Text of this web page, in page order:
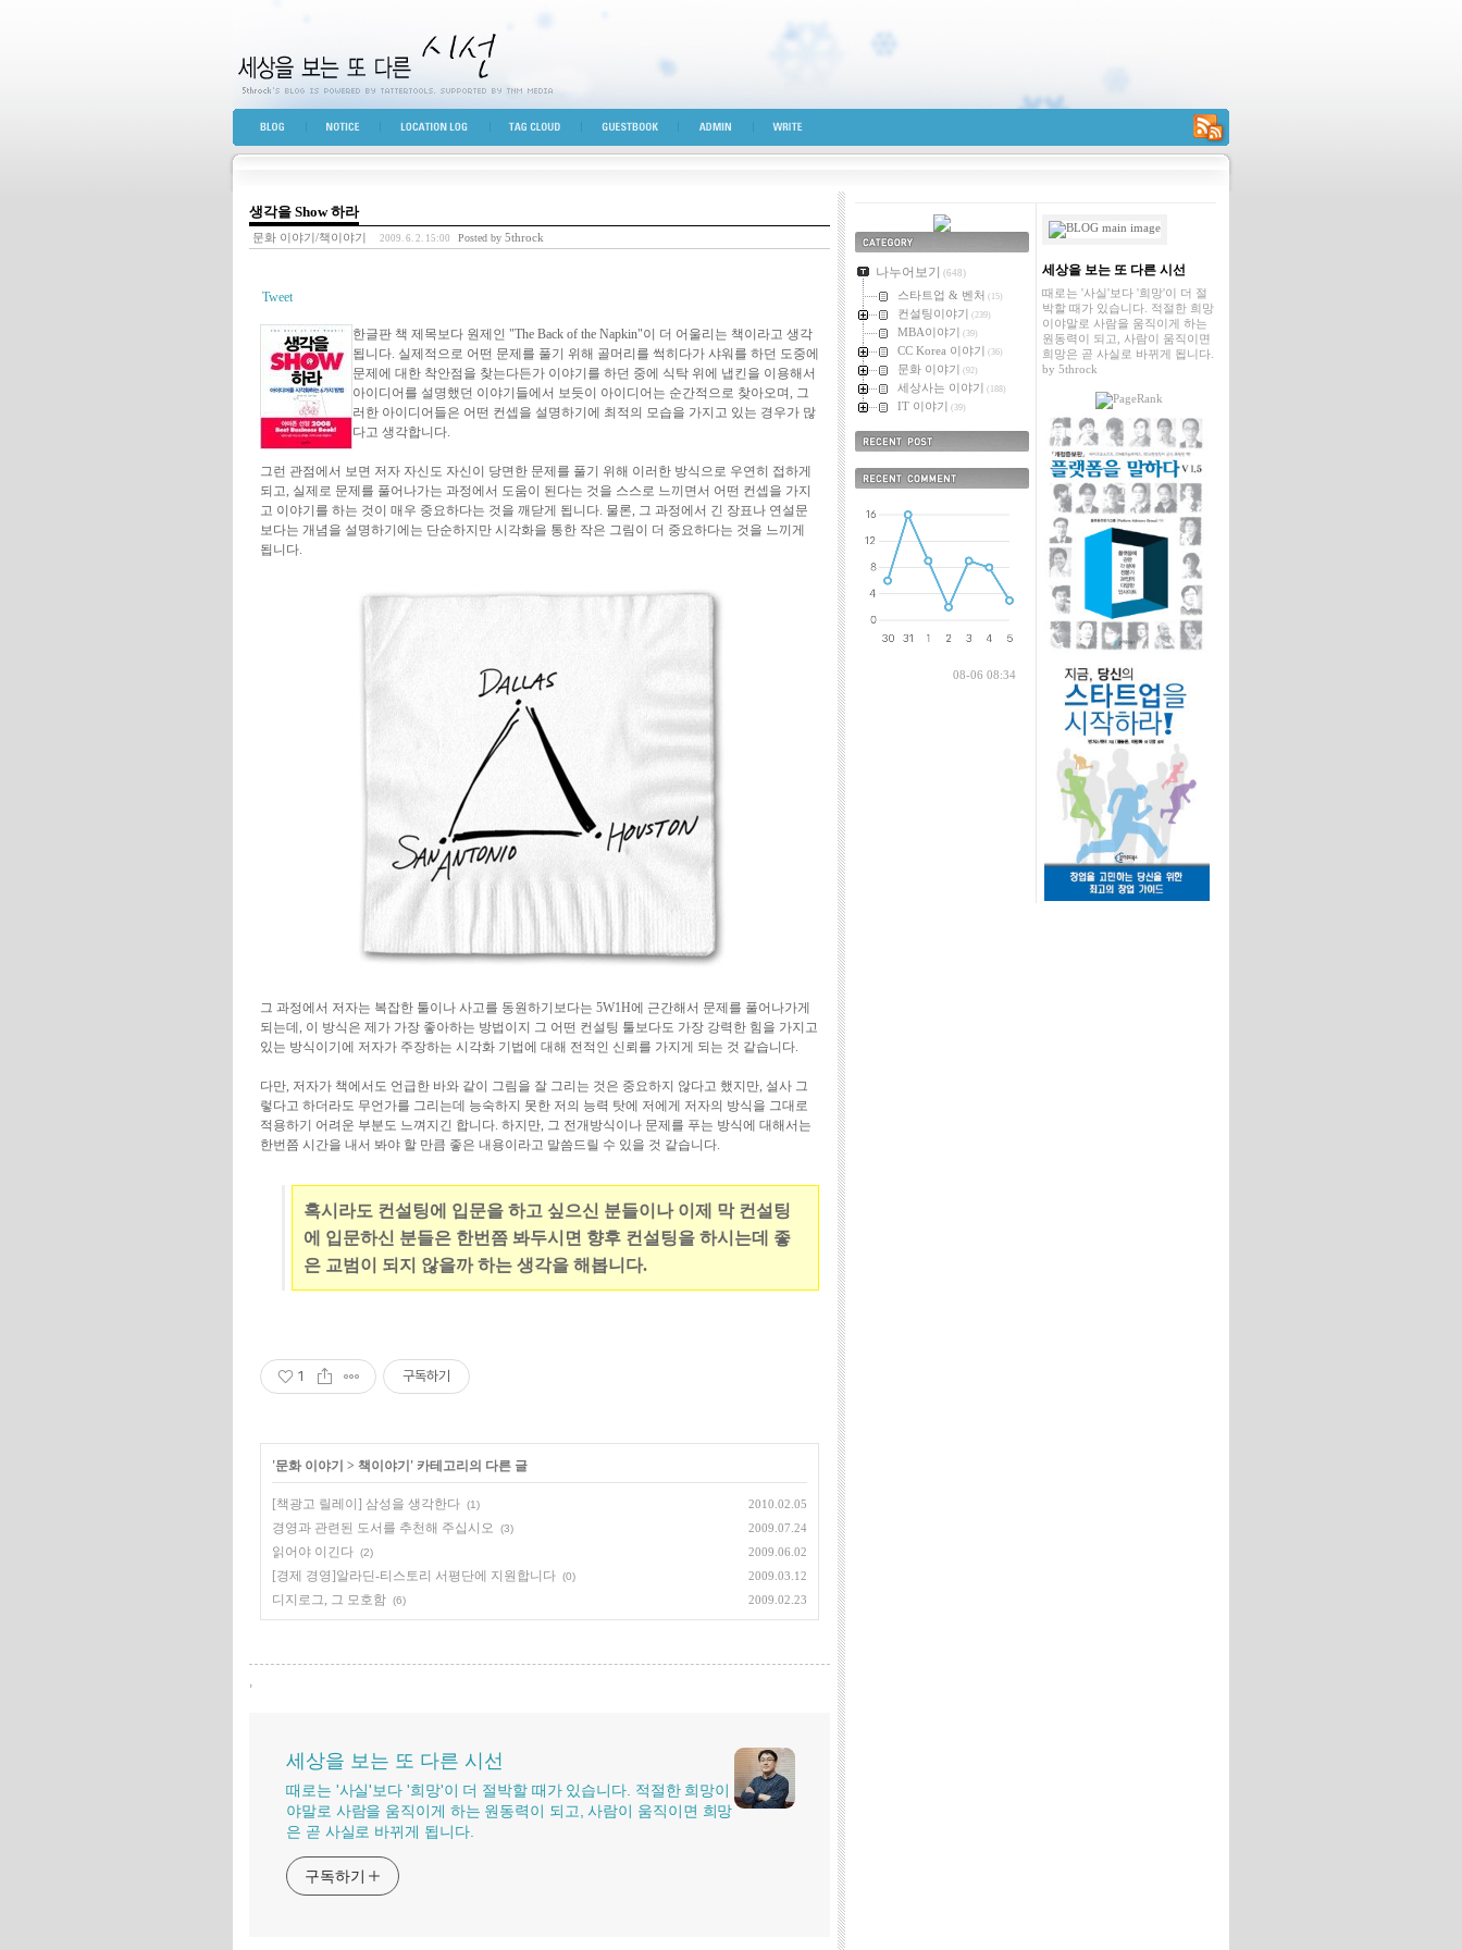
세상을 보는 또 다른 시선
BLOG TOP NOTICE LOCATION LOG TAG CLOUD GUESTBOOK ADMIN WRITE RSS
생각을 Show 하라
문화 이야기/책이야기 2009. 6. 2. 15:00 Posted by 5throck
Tweet
한글판 책 제목보다 원제인 "The Back of the Napkin"이 더 어울리는 책이라고 생각
됩니다. 실제적으로 어떤 문제를 풀기 위해 골머리를 썩히다가 샤워를 하던 도중에
문제에 대한 착안점을 찾는다든가 이야기를 하던 중에 식탁 위에 냅킨을 이용해서
아이디어를 설명했던 이야기들에서 보듯이 아이디어는 순간적으로 찾아오며, 그
러한 아이디어들은 어떤 컨셉을 설명하기에 최적의 모습을 가지고 있는 경우가 많
다고 생각합니다.
그런 관점에서 보면 저자 자신도 자신이 당면한 문제를 풀기 위해 이러한 방식으로 우연히 접하게
되고, 실제로 문제를 풀어나가는 과정에서 도움이 된다는 것을 스스로 느끼면서 어떤 컨셉을 가지
고 이야기를 하는 것이 매우 중요하다는 것을 깨닫게 됩니다. 물론, 그 과정에서 긴 장표나 연설문
보다는 개념을 설명하기에는 단순하지만 시각화을 통한 작은 그림이 더 중요하다는 것을 느끼게
됩니다.
그 과정에서 저자는 복잡한 툴이나 사고를 동원하기보다는 5W1H에 근간해서 문제를 풀어나가게
되는데, 이 방식은 제가 가장 좋아하는 방법이지 그 어떤 컨설팅 툴보다도 가장 강력한 힘을 가지고
있는 방식이기에 저자가 주장하는 시각화 기법에 대해 전적인 신뢰를 가지게 되는 것 같습니다.
다만, 저자가 책에서도 언급한 바와 같이 그림을 잘 그리는 것은 중요하지 않다고 했지만, 설사 그
렇다고 하더라도 무언가를 그리는데 능숙하지 못한 저의 능력 탓에 저에게 저자의 방식을 그대로
적용하기 어려운 부분도 느껴지긴 합니다. 하지만, 그 전개방식이나 문제를 푸는 방식에 대해서는
한번쯤 시간을 내서 봐야 할 만큼 좋은 내용이라고 말씀드릴 수 있을 것 같습니다.
혹시라도 컨설팅에 입문을 하고 싶으신 분들이나 이제 막 컨설팅
에 입문하신 분들은 한번쯤 봐두시면 향후 컨설팅을 하시는데 좋
은 교범이 되지 않을까 하는 생각을 해봅니다.
1 구독하기
'문화 이야기 > 책이야기 ' 카테고리의 다른 글
[책광고 릴레이] 삼성을 생각한다 (1) 2010.02.05
경영과 관련된 도서를 추천해 주십시오 (3) 2009.07.24
읽어야 이긴다 (2) 2009.06.02
[경제 경영]알라딘-티스토리 서평단에 지원합니다 (0) 2009.03.12
디지로그, 그 모호함 (6) 2009.02.23
,
세상을 보는 또 다른 시선
때로는 '사실'보다 '희망'이 더 절박할 때가 있습니다. 적절한 희망이
야말로 사람을 움직이게 하는 원동력이 되고, 사람이 움직이면 희망
은 곧 사실로 바뀌게 됩니다.
구독하기
카테고리
나누어보기 (648)
스타트업 & 벤처 (15)
컨설팅이야기 (239)
MBA이야기 (39)
CC Korea 이야기 (36)
문화 이야기 (92)
세상사는 이야기 (188)
IT 이야기 (39)
08-06 08:34
세상을 보는 또 다른 시선
때로는 '사실'보다 '희망'이 더 절
박할 때가 있습니다. 적절한 희망
이야말로 사람을 움직이게 하는
원동력이 되고, 사람이 움직이면
희망은 곧 사실로 바뀌게 됩니다.
by 5throck